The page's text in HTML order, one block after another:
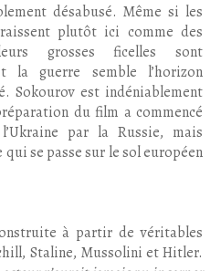
désabusé. Même si les
plutôt ici comme des
grosses ficelles sont
la guerre semble l’horizon
Sokourov est indéniablement
du film a commencé
par la Russie, mais
qui se passe sur le sol européen
à partir de véritables
Staline, Mussolini et Hitler.